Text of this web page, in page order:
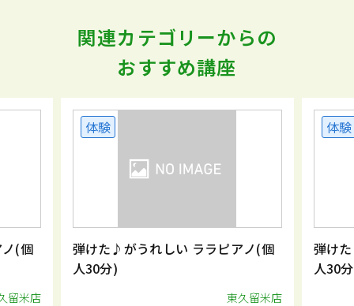
関連カテゴリーからの
おすすめ講座
(個
留米店
体験
弾けた♪がうれしい ララピアノ(個
人30分)
東久留米店
体験
弾け
人30